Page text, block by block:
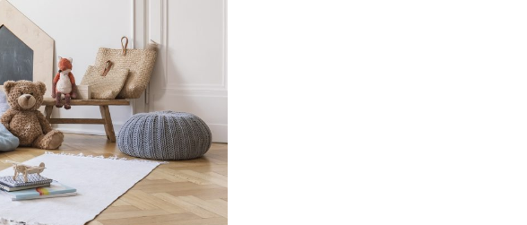
mondo delle Royal
e speciale.Una volta
semplice
a spunti su genitorialità,
anche tu nel
è grandissima
per rendere più
grazie a spunti su